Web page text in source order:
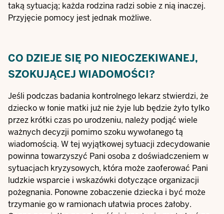
taką sytuacją; każda rodzina radzi sobie z nią inaczej.
Przyjęcie pomocy jest jednak możliwe.
CO DZIEJE SIĘ PO NIEOCZEKIWANEJ,
SZOKUJĄCEJ WIADOMOŚCI?
Jeśli podczas badania kontrolnego lekarz stwierdzi, że
dziecko w łonie matki już nie żyje lub będzie żyło tylko
przez krótki czas po urodzeniu, należy podjąć wiele
ważnych decyzji pomimo szoku wywołanego tą
wiadomością. W tej wyjątkowej sytuacji zdecydowanie
powinna towarzyszyć Pani osoba z doświadczeniem w
sytuacjach kryzysowych, która może zaoferować Pani
ludzkie wsparcie i wskazówki dotyczące organizacji
pożegnania. Ponowne zobaczenie dziecka i być może
trzymanie go w ramionach ułatwia proces żałoby.